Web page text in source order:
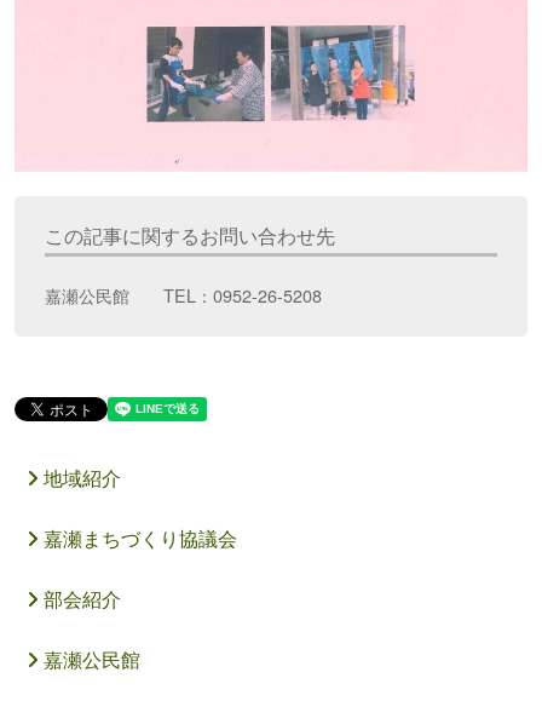
この記事に関するお問い合わせ先
嘉瀬公民館 TEL：0952-26-5208
地域紹介
嘉瀬まちづくり協議会
部会紹介
嘉瀬公民館